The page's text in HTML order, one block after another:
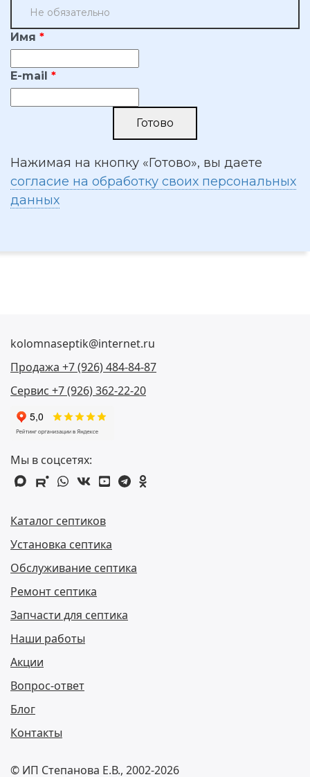
Имя
E-mail
Нажимая на кнопку «Готово», вы даете
согласие на обработку своих персональных
данных
kolomnaseptik@internet.ru
Продажа +7 (926) 484-84-87
Сервис +7 (926) 362-22-20
Мы в соцсетях:
max rutubewhatsapp
vk youtube
telegramodnoklassniki
Каталог септиков
Установка септика
Обслуживание септика
Ремонт септика
Запчасти для септика
Наши работы
Акции
Вопрос-ответ
Блог
Контакты
© ИП Степанова Е.В., 2002-2026